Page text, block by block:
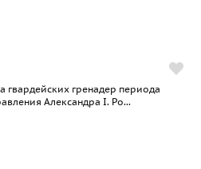
гвардейских гренадер периода
Александра I. Ро...